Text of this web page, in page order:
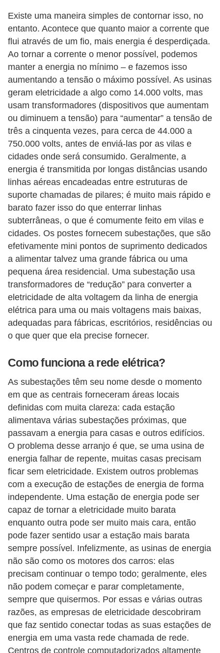
Existe uma maneira simples de contornar isso, no
entanto. Acontece que quanto maior a corrente que
flui através de um fio, mais energia é desperdiçada.
Ao tornar a corrente o menor possível, podemos
manter a energia no mínimo – e fazemos isso
aumentando a tensão o máximo possível. As usinas
geram eletricidade a algo como 14.000 volts, mas
usam transformadores (dispositivos que aumentam
ou diminuem a tensão) para “aumentar” a tensão de
três a cinquenta vezes, para cerca de 44.000 a
750.000 volts, antes de enviá-las por as vilas e
cidades onde será consumido. Geralmente, a
energia é transmitida por longas distâncias usando
linhas aéreas encadeadas entre estruturas de
suporte chamadas de pilares; é muito mais rápido e
barato fazer isso do que enterrar linhas
subterrâneas, o que é comumente feito em vilas e
cidades. Os postes fornecem subestações, que são
efetivamente mini pontos de suprimento dedicados
a alimentar talvez uma grande fábrica ou uma
pequena área residencial. Uma subestação usa
transformadores de “redução” para converter a
eletricidade de alta voltagem da linha de energia
elétrica para uma ou mais voltagens mais baixas,
adequadas para fábricas, escritórios, residências ou
o que quer que ela precise fornecer.
Como funciona a rede elétrica?
As subestações têm seu nome desde o momento
em que as centrais forneceram áreas locais
definidas com muita clareza: cada estação
alimentava várias subestações próximas, que
passavam a energia para casas e outros edifícios.
O problema desse arranjo é que, se uma usina de
energia falhar de repente, muitas casas precisam
ficar sem eletricidade. Existem outros problemas
com a execução de estações de energia de forma
independente. Uma estação de energia pode ser
capaz de tornar a eletricidade muito barata
enquanto outra pode ser muito mais cara, então
pode fazer sentido usar a estação mais barata
sempre possível. Infelizmente, as usinas de energia
não são como os motores dos carros: elas
precisam continuar o tempo todo; geralmente, eles
não podem começar e parar completamente,
sempre que quisermos. Por essas e várias outras
razões, as empresas de eletricidade descobriram
que faz sentido conectar todas as suas estações de
energia em uma vasta rede chamada de rede.
Centros de controle computadorizados altamente